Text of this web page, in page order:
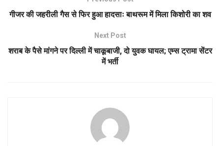
गीजर की जहरीली गैस से फिर हुआ हादसाः बाथरूम में मिला किशोरी का शव
Next Post
शराब के पैसे मांगने पर दिल्ली में चाकूबाजी, दो युवक घायल; एम्स ट्रामा सेंटर
में भर्ती